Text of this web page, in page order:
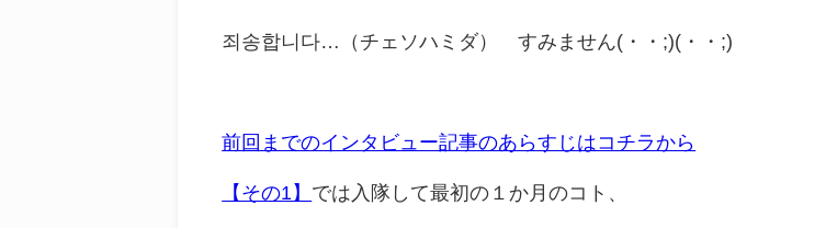
죄송합니다…（チェソハミダ） すみません(・・;)(・・;)
前回までのインタビュー記事のあらすじはコチラから
【その1】 では入隊して最初の１か月のコト、